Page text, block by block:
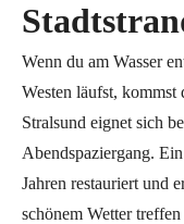
Wenn du am Wasser
Westen läufst, kommst
Stralsund eignet sich
Abendspaziergang.
Jahren restauriert und
schönem Wetter